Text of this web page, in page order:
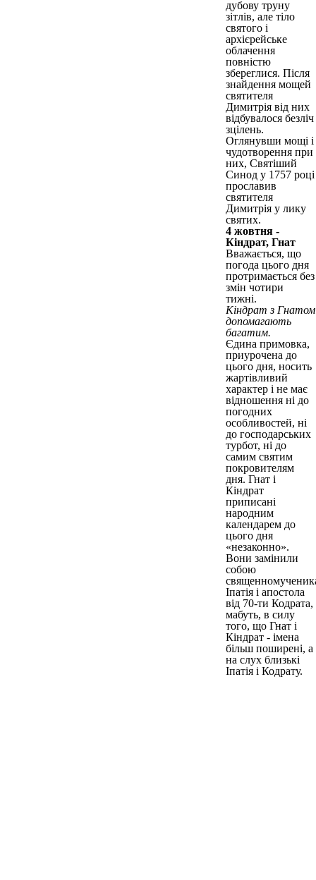
дубову труну
зітлів, але тіло
святого і
архієрейське
облачення
повністю
збереглися. Після
знайдення мощей
святителя
Димитрія від них
відбувалося безліч
зцілень.
Оглянувши мощі і
чудотворення при
них, Святіший
Синод у 1757 році
прославив
святителя
Димитрія у лику
святих.
4 жовтня -
Кіндрат, Гнат
Вважається, що
погода цього дня
протримається без
змін чотири
тижні.
Кіндрат з Гнатом
допомагають
багатим.
Єдина примовка,
приурочена до
цього дня, носить
жартівливий
характер і не має
відношення ні до
погодних
особливостей, ні
до господарських
турбот, ні до
самим святим
покровителям
дня. Гнат і
Кіндрат
приписані
народним
календарем до
цього дня
«незаконно».
Вони замінили
собою
Іпатія і апостола
від 70-ти Кодрата,
мабуть, в силу
того, що Гнат і
Кіндрат - імена
більш поширені, а
на слух близькі
Іпатія і Кодрату.